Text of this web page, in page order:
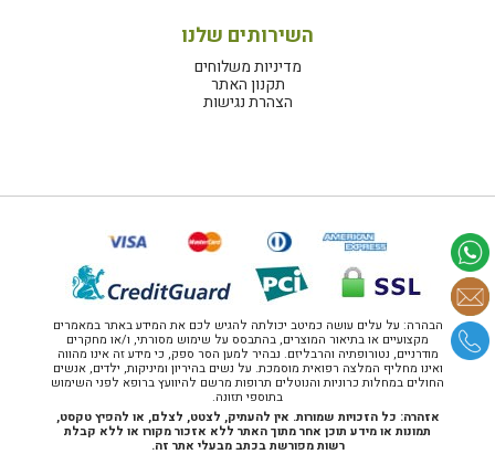
השירותים שלנו
מדיניות משלוחים
תקנון האתר
הצהרת נגישות
הבהרה: על עלים עושה כמיטב יכולתה להגיש לכם את המידע באתר במאמרים
מקצועיים או בתיאור המוצרים, בהתבסס על שימוש מסורתי, ו/או מחקרים
מודרניים, נטורופתיה והרבליזם. נבהיר למען הסר ספק, כי מידע זה אינו מהווה
ואינו מחליף המלצה רפואית מוסמכת. על נשים בהיריון ומיניקות, ילדים, אנשים
החולים במחלות כרוניות והנוטלים תרופות מרשם להיוועץ ברופא לפני השימוש
בתוספי תזונה.
אזהרה: כל הזכויות שמורות. אין להעתיק, לצטט, לצלם, או להפיץ טקסט,
תמונות או מידע תוכן אחר מתוך האתר ללא אזכור מקורו או ללא קבלת
רשות מפורשת בכתב מבעלי אתר זה.